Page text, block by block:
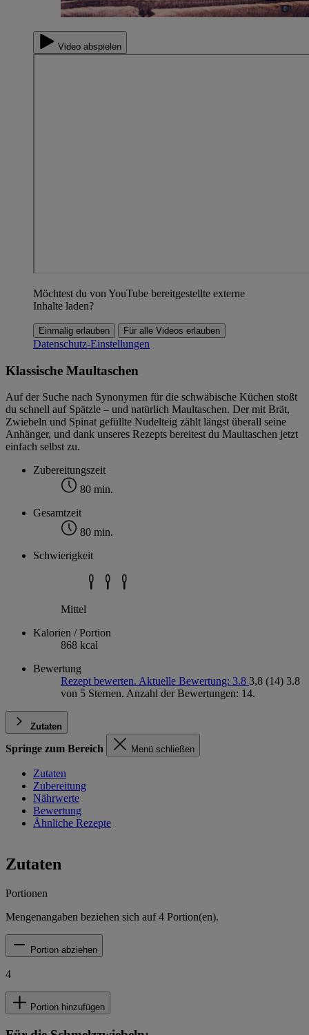
Video abspielen
Möchtest du von YouTube bereitgestellte externe
Inhalte laden?
Einmalig erlauben Für alle Videos erlauben
Datenschutz-Einstellungen
Klassische Maultaschen
Auf der Suche nach Synonymen für die schwäbische Küchen stoßt
du schnell auf Spätzle – und natürlich Maultaschen. Der mit Brät,
Zwiebeln und Spinat gefüllte Nudelteig zählt längst überall seine
Anhänger, und dank unseres Rezepts bereitest du Maultaschen jetzt
einfach selbst zu.
Zubereitungszeit
80 min.
Gesamtzeit
80 min.
Schwierigkeit
Mittel
Kalorien / Portion
868 kcal
Bewertung
Rezept bewerten. Aktuelle Bewertung: 3.8 3,8 (14) 3.8
von 5 Sternen. Anzahl der Bewertungen: 14.
Zutaten
Springe zum Bereich Menü schließen
Zutaten
Zubereitung
Nährwerte
Bewertung
Ähnliche Rezepte
Zutaten
Portionen
Mengenangaben beziehen sich auf4 Portion(en).
Portion abziehen
4
Portion hinzufügen